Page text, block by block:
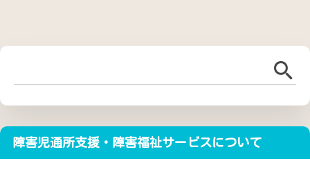
障害児通所支援・障害福祉サービスについて